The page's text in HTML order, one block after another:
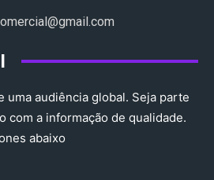
uma audiência global. Seja parte
com a informação de qualidade.
abaixo